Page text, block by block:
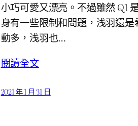
小巧可愛又漂亮。不過雖然 Q1
身有一些限制和問題，浅羽還
動多，浅羽也…
閱讀全文
2021 年 1 月 31 日